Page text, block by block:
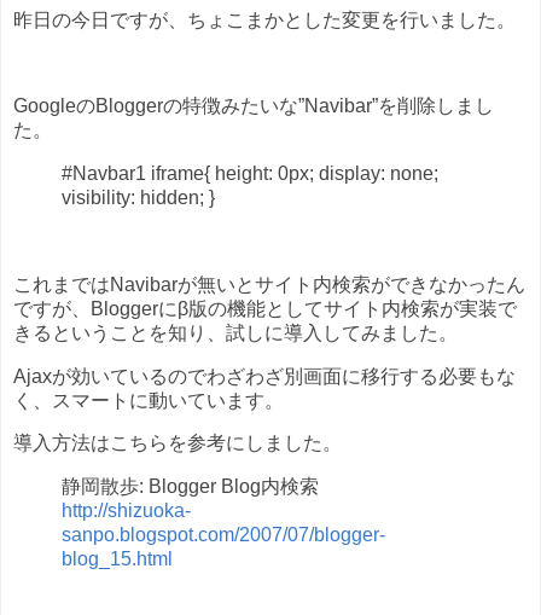
昨日の今日ですが、ちょこまかとした変更を行いました。
GoogleのBloggerの特徴みたいな”Navibar”を削除しまし
た。
#Navbar1 iframe{ height: 0px; display: none;
visibility: hidden; }
これまではNavibarが無いとサイト内検索ができなかったん
ですが、Bloggerにβ版の機能としてサイト内検索が実装で
きるということを知り、試しに導入してみました。
Ajaxが効いているのでわざわざ別画面に移行する必要もな
く、スマートに動いています。
導入方法はこちらを参考にしました。
静岡散歩: Blogger Blog内検索
http://shizuoka-
sanpo.blogspot.com/2007/07/blogger-
blog_15.html